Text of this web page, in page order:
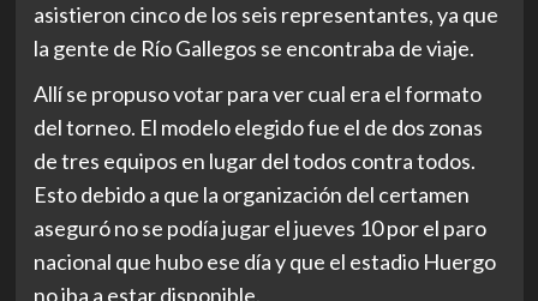
asistieron cinco de los seis representantes, ya que
la gente de Río Gallegos se encontraba de viaje.
Allí se propuso votar para ver cual era el formato
del torneo. El modelo elegido fue el de dos zonas
de tres equipos en lugar del todos contra todos.
Esto debido a que la organización del certamen
aseguró no se podía jugar el jueves 10 por el paro
nacional que hubo ese día y que el estadio Huergo
no iba a estar disponible.